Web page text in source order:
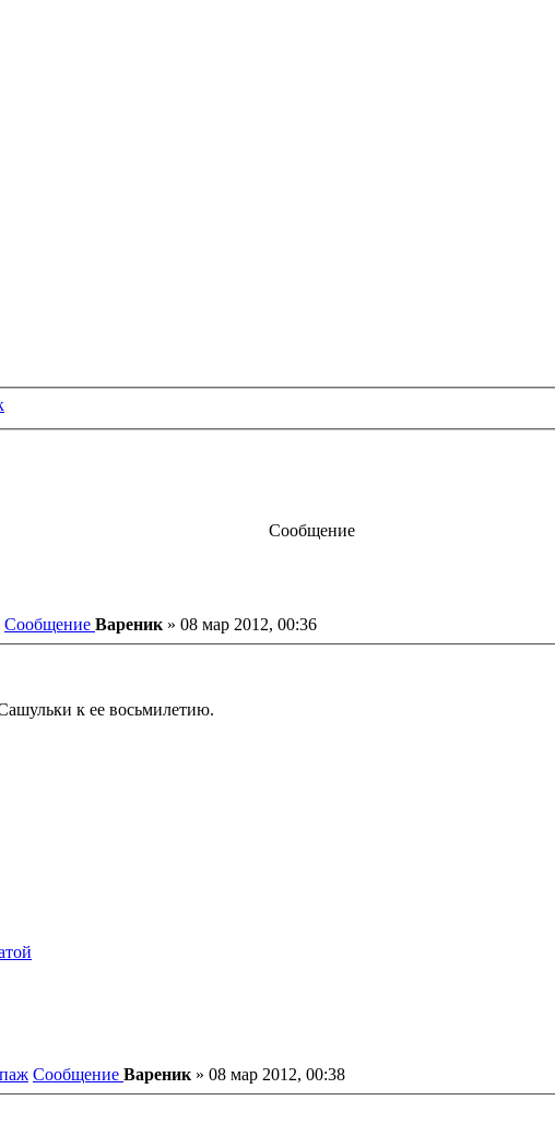
Сообщение
Сообщение Вареник » 08 мар 2012, 00:36
к ее восьмилетию.
Сообщение Вареник » 08 мар 2012, 00:38